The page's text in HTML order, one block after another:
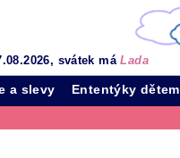
svátek máLada
a slevy Ententýky dětem